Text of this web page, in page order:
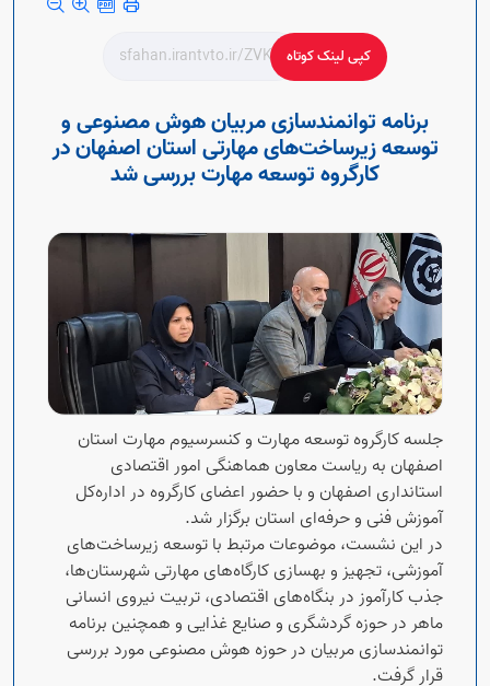
برنامه توانمندسازی مربیان هوش مصنوعی و
توسعه زیرساخت‌های مهارتی استان اصفهان در
کارگروه توسعه مهارت بررسی شد
کپی لینک کوتاه
جلسه کارگروه توسعه مهارت و کنسرسیوم مهارت استان
اصفهان به ریاست معاون هماهنگی امور اقتصادی
استانداری اصفهان و با حضور اعضای کارگروه در اداره‌کل
آموزش فنی و حرفه‌ای استان برگزار شد.
در این نشست، موضوعات مرتبط با توسعه زیرساخت‌های
آموزشی، تجهیز و بهسازی کارگاه‌های مهارتی شهرستان‌ها،
جذب کارآموز در بنگاه‌های اقتصادی، تربیت نیروی انسانی
ماهر در حوزه گردشگری و صنایع غذایی و همچنین برنامه
توانمندسازی مربیان در حوزه هوش مصنوعی مورد بررسی
قرار گرفت.